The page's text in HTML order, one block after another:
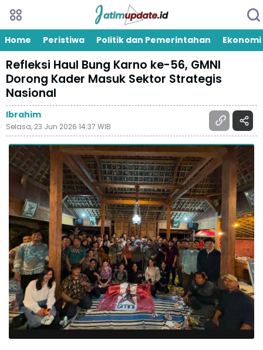
Home Peristiwa Politik dan Pemerintahan Ekonomi
Refleksi Haul Bung Karno ke-56, GMNI
Dorong Kader Masuk Sektor Strategis
Nasional
Ibrahim
Selasa, 23 Jun 2026 14:37 WIB